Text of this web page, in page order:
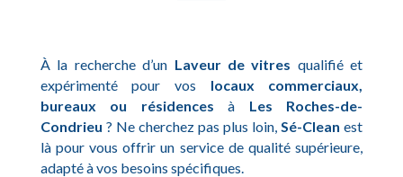
À la recherche d’un Laveur de vitres qualifié et
expérimenté pour vos locaux commerciaux,
bureaux ou résidences à Les Roches-de-
Condrieu ? Ne cherchez pas plus loin, Sé-Clean est
là pour vous offrir un service de qualité supérieure,
adapté à vos besoins spécifiques.